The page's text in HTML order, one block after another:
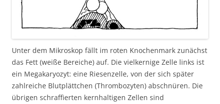
Unter dem Mikroskop fällt im roten Knochenmark zunächst
das Fett (weiße Bereiche) auf. Die vielkernige Zelle links ist
ein Megakaryozyt: eine Riesenzelle, von der sich später
zahlreiche Blutplättchen (Thrombozyten) abschnüren. Die
übrigen schraffierten kernhaltigen Zellen sind